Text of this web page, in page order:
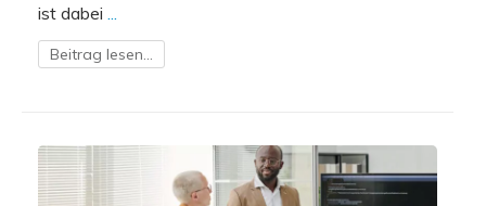
ist dabei
Beitrag lesen...